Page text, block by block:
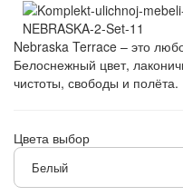
Nebraska Terrace – это
Белоснежный цвет,
чистоты, свободы и полёта.
Цвета выбор